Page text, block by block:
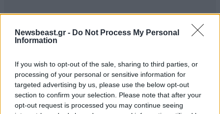
Newsbeast.gr - Do Not Process My Personal
Information
If you wish to opt-out of the sale, sharing to third parties, or
processing of your personal or sensitive information for
targeted advertising by us, please use the below opt-out
section to confirm your selection. Please note that after your
opt-out request is processed you may continue seeing